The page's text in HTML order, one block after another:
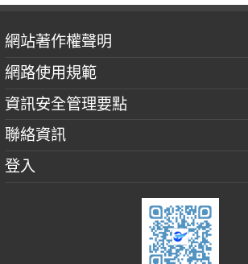
網站著作權聲明
網路使用規範
資訊安全管理要點
聯絡資訊
登入